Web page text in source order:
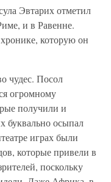
Эвтарих отметил
и в Равенне.
которую он
чудес. Посол
огромному
получили и
буквально осыпал
играх были
которые привели в
поскольку